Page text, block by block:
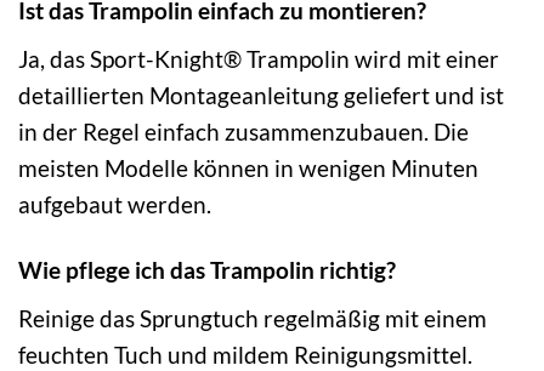
Ist das Trampolin einfach zu montieren?
Ja, das Sport-Knight® Trampolin wird mit einer
detaillierten Montageanleitung geliefert und ist
in der Regel einfach zusammenzubauen. Die
meisten Modelle können in wenigen Minuten
aufgebaut werden.
Wie pflege ich das Trampolin richtig?
Reinige das Sprungtuch regelmäßig mit einem
feuchten Tuch und mildem Reinigungsmittel.